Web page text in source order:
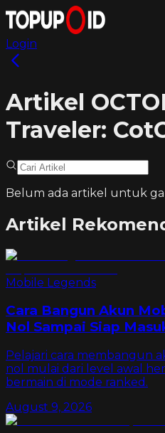
Login
Artikel
Traveler:
Belum ada artikel untuk
Artikel
Mobile Legends
Cara Bangun Akun
Nol Sampai Siap
Pelajari cara membangun
nol mulai dari level awal
bermain di mode ranked.
August 9, 2026